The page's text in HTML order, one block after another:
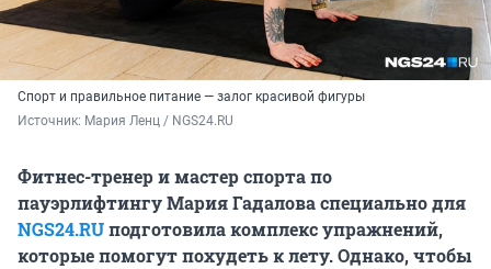
Спорт и правильное питание — залог красивой фигуры
Источник: Мария Ленц / NGS24.RU
Фитнес-тренер и мастер спорта по
пауэрлифтингу Мария Гадалова специально для
NGS24.RUподготовила комплекс упражнений,
которые помогут похудеть к лету. Однако, чтобы